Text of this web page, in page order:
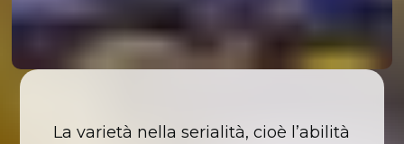
La varietà nella serialità, cioè l’abilità